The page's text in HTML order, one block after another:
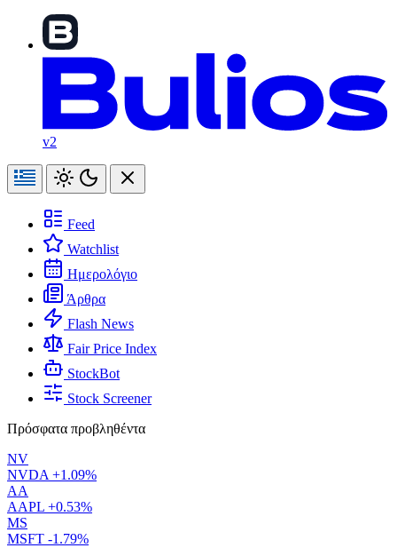
v2
Feed
Watchlist
Ημερολόγιο
Άρθρα
Flash News
Fair Price Index
StockBot
Stock Screener
Πρόσφατα προβληθέντα
NV
NVDA +1.09%
AA
AAPL +0.53%
MS
MSFT -1.79%